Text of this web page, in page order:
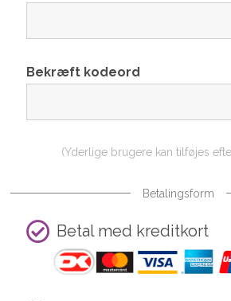
Bekræft kodeord
(Yderlige brugere kan tilføjes
Betalingsform
Betal med kreditkort